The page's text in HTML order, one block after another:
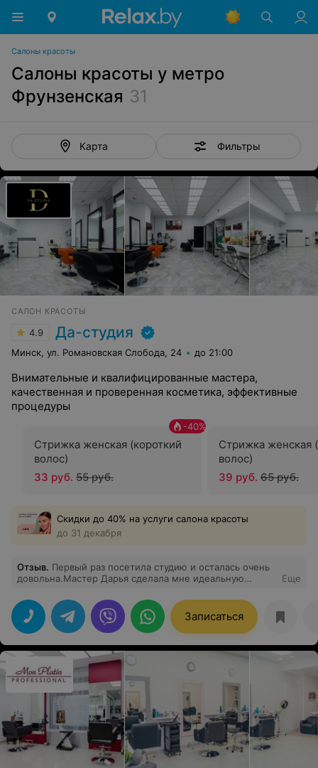
Салоны красоты
Салоны красоты у метро
Фрунзенская 31
Карта Фильтры
САЛОН КРАСОТЫ
4.9 Да-студия
Минск, ул. Романовская Слобода, 24 до 21:00
Внимательные и квалифицированные мастера,
качественная и проверенная косметика, эффективные
процедуры
Стрижка женская (короткий
волос)
-40%
33 руб. 55 руб.
Стрижка женская
волос)
39 руб. 65 руб.
Скидки до 40% на услуги салона красоты
до 31 декабря
Отзыв. Первый раз посетила студию и осталась очень
довольна.Мастер Дарья сделала мне идеальную
профиссионально выполнила маникюр
Мария(специалист по бровям )шикарно сделала
коррекцию и окраску бровей Атмосфера и
администратор супер
Еще
Записаться